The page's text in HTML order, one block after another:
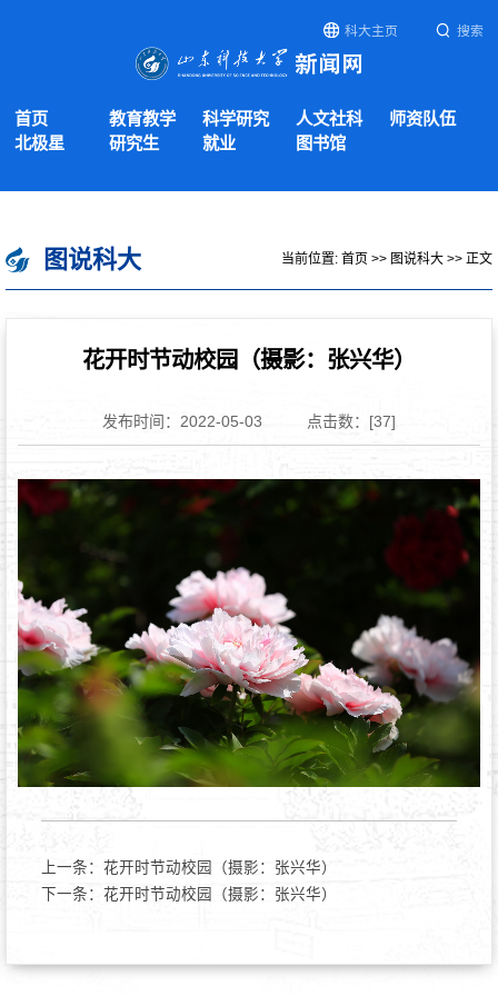
科大主页 搜索
首页 教育教学 科学研究 人文社科
师资队伍
北极星
研究生 就业 图书馆
图说科大 当前位置: 首页 >> 图说科大 >> 正文
花开时节动校园（摄影：张兴华）
发布时间：2022-05-03 点击数：[37]
上一条： 花开时节动校园（摄影：张兴华）
下一条： 花开时节动校园（摄影：张兴华）